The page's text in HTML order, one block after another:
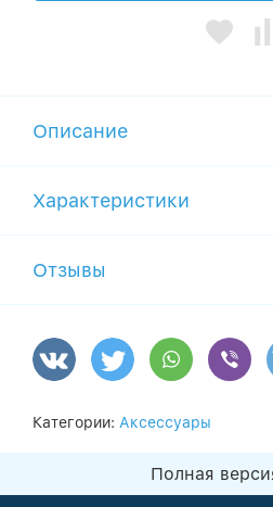
Описание
Характеристики
Отзывы
Категории: Аксессуары
Полная